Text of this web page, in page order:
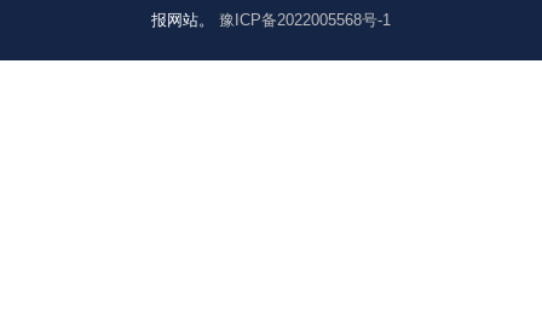
报网站。 豫ICP备2022005568号-1